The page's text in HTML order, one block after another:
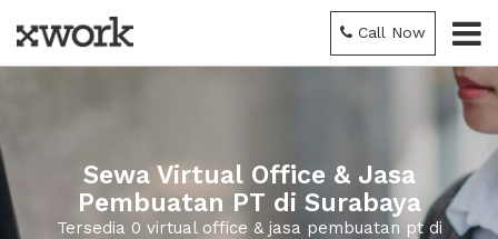
Call Now
Sewa Virtual Office & Jasa
Pembuatan PT di Surabaya
Tersedia 0 virtual office & jasa pembuatan pt di